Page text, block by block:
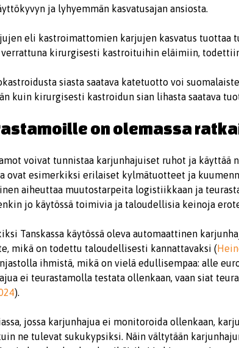
ja lyhyemmän kasvatusajan ansiosta.
eli kastroimattomien karjujen kasvatus tuottaa
verrattuna kirurgisesti kastroituihin eläimiin,
siasta saatava katetuotto voi
kuin kirurgisesti kastroidun sian lihasta saatava
on olemassa
voivat tunnistaa karjunhajuiset ruhot ja käyttää
ovat esimerkiksi erilaiset kylmätuotteet ja
aiheuttaa muutostarpeita logistiikkaan ja
jo käytössä toimivia ja taloudellisia keinoja
Tanskassa käytössä oleva automaattinen
mikä on todettu taloudellisesti kannattavaksi (
ihmistä, mikä on vielä edullisempaa: alle
ei teurastamolla testata ollenkaan, vaan siat
).
jossa karjunhajua ei monitoroida ollenkaan,
ne tulevat sukukypsiksi. Näin vältytään